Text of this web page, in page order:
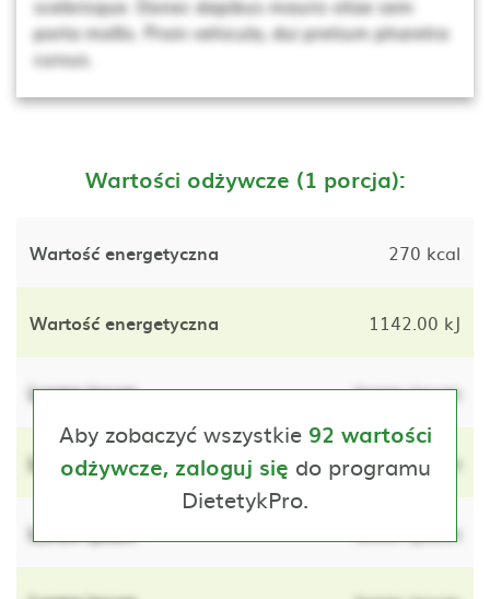
scelerisque. Donec dapibus mauris vitae sem
porta mollis. Proin vehicula, dui pretium pharetra
cursus.
Wartości odżywcze (1 porcja):
Wartość energetyczna 270 kcal
Wartość energetyczna 1142.00 kJ
Lorem ipsum lorem ipsum
Lorem ipsum lorem ipsum
Lorem ipsum lorem ipsum
Aby zobaczyć wszystkie 92 wartości
odżywcze, zaloguj się do programu
DietetykPro.